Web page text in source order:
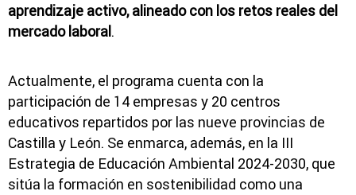
aprendizaje activo, alineado con los retos reales del
mercado laboral.
Actualmente, el programa cuenta con la
participación de 14 empresas y 20 centros
educativos repartidos por las nueve provincias de
Castilla y León. Se enmarca, además, en la III
Estrategia de Educación Ambiental 2024-2030, que
sitúa la formación en sostenibilidad como una